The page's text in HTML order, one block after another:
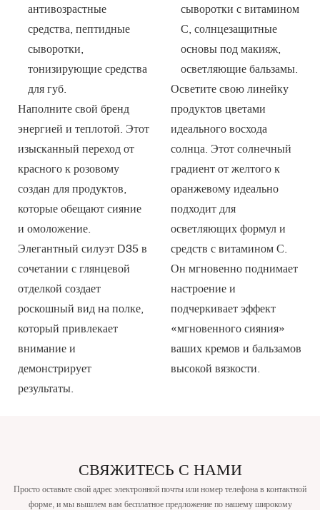
антивозрастные
средства, пептидные
сыворотки,
тонизирующие средства
для губ.
Наполните свой бренд
энергией и теплотой. Этот
изысканный переход от
красного к розовому
создан для продуктов,
которые обещают сияние
и омоложение.
Элегантный силуэт D35 в
сочетании с глянцевой
отделкой создает
роскошный вид на полке,
который привлекает
внимание и
демонстрирует
результаты.
сыворотки с витамином
С, солнцезащитные
основы под макияж,
осветляющие бальзамы.
Осветите свою линейку
продуктов цветами
идеального восхода
солнца. Этот солнечный
градиент от желтого к
оранжевому идеально
подходит для
осветляющих формул и
средств с витамином С.
Он мгновенно поднимает
настроение и
подчеркивает эффект
«мгновенного сияния»
ваших кремов и бальзамов
высокой вязкости.
СВЯЖИТЕСЬ С НАМИ
Просто оставьте свой адрес электронной почты или номер телефона в контактной
форме, и мы вышлем вам бесплатное предложение по нашему широкому